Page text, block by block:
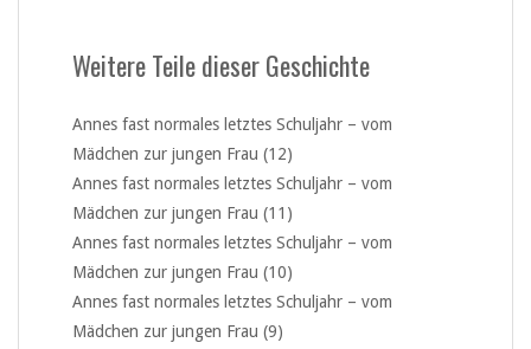
Weitere Teile dieser Geschichte
Annes fast normales letztes Schuljahr – vom
Mädchen zur jungen Frau (12)
Annes fast normales letztes Schuljahr – vom
Mädchen zur jungen Frau (11)
Annes fast normales letztes Schuljahr – vom
Mädchen zur jungen Frau (10)
Annes fast normales letztes Schuljahr – vom
Mädchen zur jungen Frau (9)